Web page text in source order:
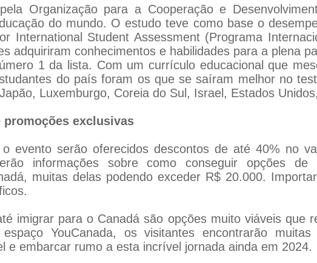
Organização para a Cooperação e
do mundo. O estudo teve como base o
International Student Assessment (Programa
adquiriram conhecimentos e habilidades para a plena
1 da lista. Com um currículo educacional que
do país foram os que se saíram melhor no
Luxemburgo, Coreia do Sul, Israel, Estados
promoções exclusivas
o evento serão oferecidos descontos de até 40% no
informações sobre como conseguir opções
muitas delas podendo exceder R$ 20.000.
imigrar para o Canadá são opções muito viáveis que
YouCanada, os visitantes encontrarão
e embarcar rumo a esta incrível jornada ainda em 2024.